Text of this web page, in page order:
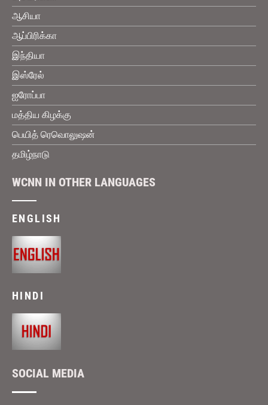
ஆசியா
ஆப்பிரிக்கா
இந்தியா
இஸ்ரேல்
ஐரோப்பா
மத்திய கிழக்கு
பெயித் ரெவொலுஷன்
தமிழ்நாடு
WCNN IN OTHER LANGUAGES
ENGLISH
HINDI
SOCIAL MEDIA